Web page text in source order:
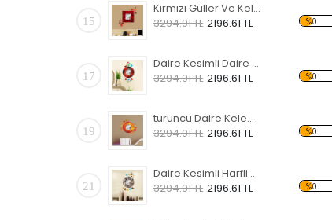
15
Kırmızı Güller Ve Kelebekli Dekoratif Ahşap Çerçeveli Ayna
3294.91 TL 2196.61 TL %0
17
Daire Kesimli Daire Desenli Kelebekli Dekoratif Ahşap Çerçeveli Ayna
3294.91 TL 2196.61 TL %0
19
turuncu Daire Kelebekli Dekoratif Ahşap Çerçeveli Ayna
3294.91 TL 2196.61 TL %0
21
Daire Kesimli Harfli Kelebekli Dekoratif Ahşap Çerçeveli Ayna
3294.91 TL 2196.61 TL %0